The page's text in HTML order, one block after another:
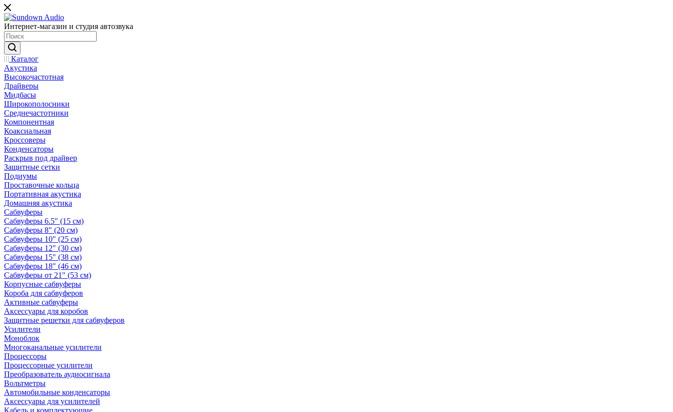
Интернет-магазин и студия автозвука
Каталог
Акустика
Высокочастотная
Драйверы
Мидбасы
Широкополосники
Среднечастотники
Компонентная
Коаксиальная
Кроссоверы
Конденсаторы
Раскрыв под драйвер
Защитные сетки
Подиумы
Проставочные кольца
Портативная акустика
Домашняя акустика
Сабвуферы
Сабвуферы 6.5" (15 см)
Сабвуферы 8" (20 см)
Сабвуферы 10" (25 см)
Сабвуферы 12" (30 см)
Сабвуферы 15" (38 см)
Сабвуферы 18" (46 см)
Сабвуферы от 21" (53 см)
Корпусные сабвуферы
Короба для сабвуферов
Активные сабвуферы
Аксессуары для коробов
Защитные решетки для сабвуферов
Усилители
Моноблок
Многоканальные усилители
Процессоры
Процессорные усилители
Преобразователь аудиосигнала
Вольтметры
Автомобильные конденсаторы
Аксессуары для усилителей
Кабель и комплектующие